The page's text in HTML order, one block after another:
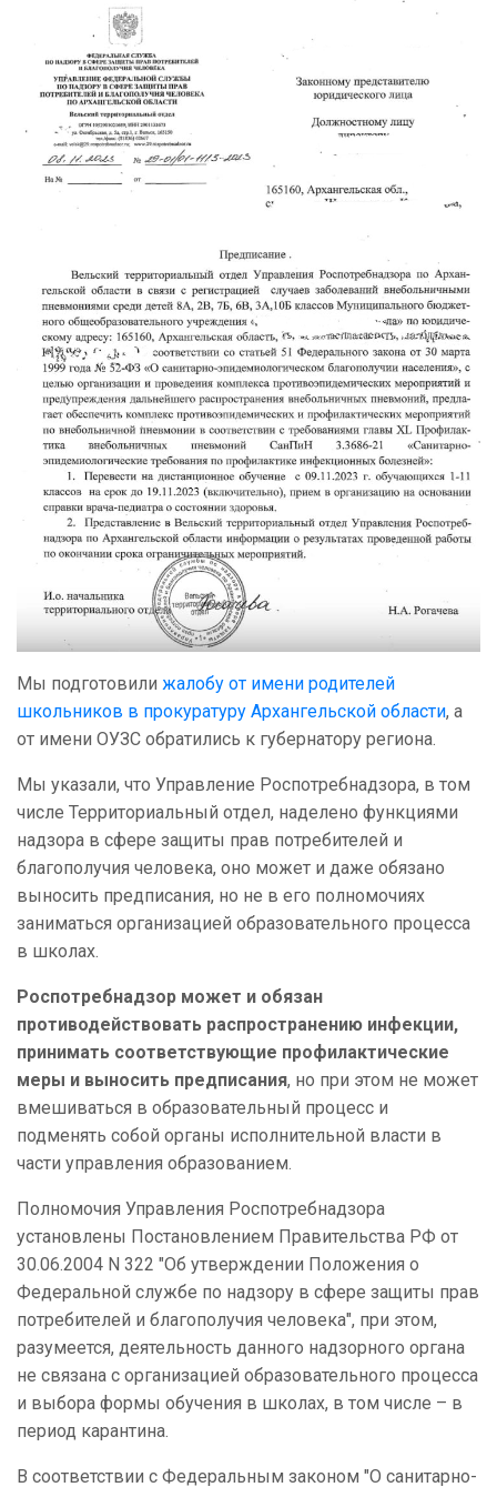
Мы подготовили жалобу от имени родителей
школьников в прокуратуру Архангельской области, а
от имени ОУЗС обратились к губернатору региона.
Мы указали, что Управление Роспотребнадзора, в том
числе Территориальный отдел, наделено функциями
надзора в сфере защиты прав потребителей и
благополучия человека, оно может и даже обязано
выносить предписания, но не в его полномочиях
заниматься организацией образовательного процесса
в школах.
Роспотребнадзор может и обязан
противодействовать распространению инфекции,
принимать соответствующие профилактические
меры и выносить предписания, но при этом не может
вмешиваться в образовательный процесс и
подменять собой органы исполнительной власти в
части управления образованием.
Полномочия Управления Роспотребнадзора
установлены Постановлением Правительства РФ от
30.06.2004 N 322 "Об утверждении Положения о
Федеральной службе по надзору в сфере защиты прав
потребителей и благополучия человека", при этом,
разумеется, деятельность данного надзорного органа
не связана с организацией образовательного процесса
и выбора формы обучения в школах, в том числе – в
период карантина.
В соответствии с Федеральным законом "О санитарно-